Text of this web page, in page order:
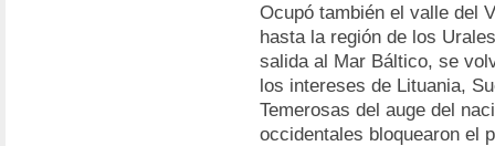
Ocupó también el valle del
hasta la región de los
salida al Mar Báltico, se
los intereses de Lituania,
Temerosas del auge del
occidentales bloquearon el